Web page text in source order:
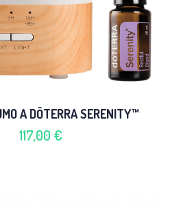
A DŌTERRA SERENITY™
117,00 €